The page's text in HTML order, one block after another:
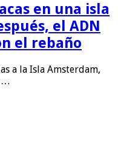
en una isla
el ADN
el rebaño
a la Isla Amsterdam,
…